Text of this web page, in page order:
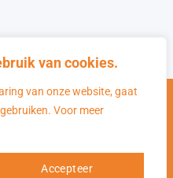
van cookies.
van onze website, gaat
Voor meer
Accepteer
Sofort BancontactMasterCard
5T met voetpedaal
+ TOEVOEGEN